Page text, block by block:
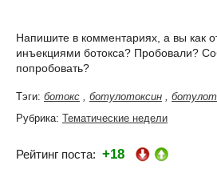
Напишите в комментариях, а вы как
инъекциями ботокса? Пробовали?
попробовать?
Тэги: ботокс , ботулотоксин ,
Рубрика: Тематические недели
Рейтинг поста: +18